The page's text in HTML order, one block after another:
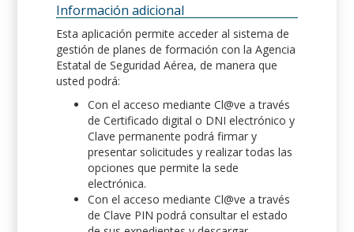
Información adicional
Esta aplicación permite acceder al sistema de
gestión de planes de formación con la Agencia
Estatal de Seguridad Aérea, de manera que
usted podrá:
Con el acceso mediante Cl@ve a través
de Certificado digital o DNI electrónico y
Clave permanente podrá firmar y
presentar solicitudes y realizar todas las
opciones que permite la sede
electrónica.
Con el acceso mediante Cl@ve a través
de Clave PIN podrá consultar el estado